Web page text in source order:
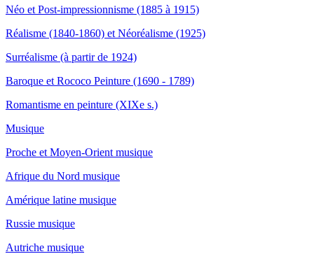
Néo et Post-impressionnisme (1885 à 1915)
Réalisme (1840-1860) et Néoréalisme (1925)
Surréalisme (à partir de 1924)
Baroque et Rococo Peinture (1690 - 1789)
Romantisme en peinture (XIXe s.)
Musique
Proche et Moyen-Orient musique
Afrique du Nord musique
Amérique latine musique
Russie musique
Autriche musique